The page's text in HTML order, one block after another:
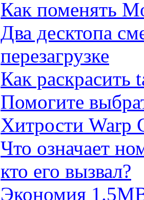
Как поменять
Два десктопа
перезагрузке
Как pаскpасить
Помогите
Хитрости Warp
Что означает
кто его вызвал?
Экономия